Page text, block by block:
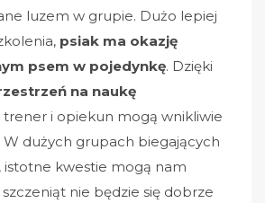
luzem w grupie. Dużo lepiej
psiak ma okazję
psem w pojedynkę. Dzięki
na naukę
trener i opiekun mogą wnikliwie
W dużych grupach biegających
istotne kwestie mogą nam
nie będzie się dobrze